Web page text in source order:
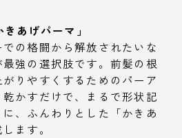
あげパーマ」
の格闘から解放されたいな
最強の選択肢です。前髪の根
りやすくするためのパーア
かすだけで、まるで形状記
、ふんわりとした「かきあ
ます。